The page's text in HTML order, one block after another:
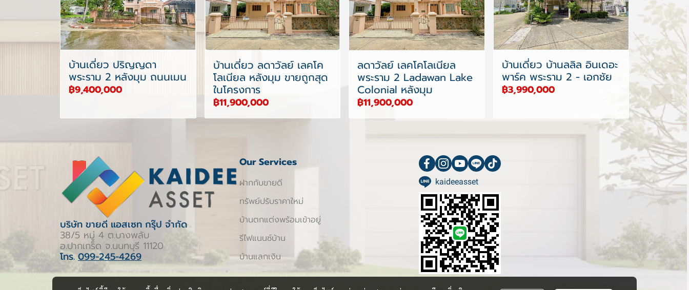
บ้านเดี่ยว ปริญญดา
พระราม 2 หลังมุม ถนนเมน
฿9,400,000
บ้านเดี่ยว ลดาวัลย์ เลคโค
โลเนียล หลังมุม ขายถูกสุด
ในโครงการ
฿11,900,000
ลดาวัลย์ เลคโคโลเนียล
พระราม 2 Ladawan Lake
Colonial หลังมุม
฿11,900,000
บ้านเดี่ยว บ้านลลิล อินเดอะ
พาร์ค พระราม 2 - เอกชัย
฿3,990,000
บริษัท ขายดี แอสเซท กรุ๊ป จำกัด
38/5 หมู่ 4 ต.บางพลับ
อ.ปากเกร็ด จ.นนทบุรี 11120
โทร.099-245-4269
Our Services
ฝากกับขายดี
ทรัพย์ปรับราคาใหม่
บ้านตกแต่งพร้อมเข้าอยู่
รีไฟแนนซ์บ้าน
บ้านแลกเงิน
kaideeasset